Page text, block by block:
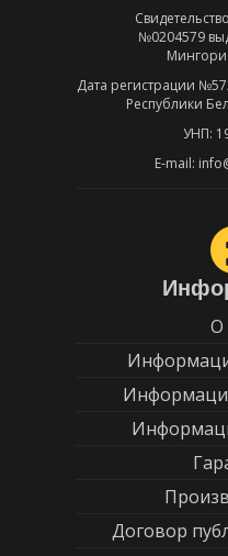
№0204579
Дата регистрации
Республики
УНП:
E-mail:
О
Договор